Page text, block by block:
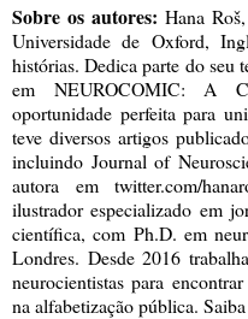
Sobre os autores: Hana
Universidade de Oxford,
histórias. Dedica parte do seu
em NEUROCOMIC: A
oportunidade perfeita para
teve diversos artigos
incluindo Journal of
autora em twitter.com/
ilustrador especializado em
científica, com Ph.D. em
Londres. Desde 2016
neurocientistas para
na alfabetização pública.